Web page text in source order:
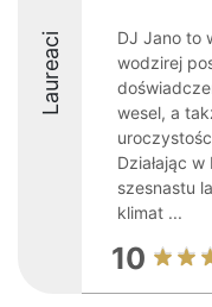
Laureaci
DJ Jano to
wodzirej
wesel, a
Działając
szesnastu
klimat ...
10